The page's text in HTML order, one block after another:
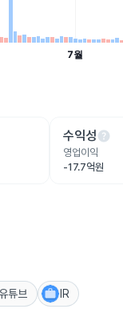
수익성help
영업이익
-17.7억원
유튜브 IR